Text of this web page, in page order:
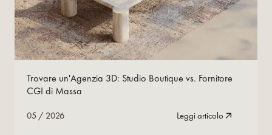
Trovare un'Agenzia 3D: Studio Boutique vs. Fornitore
CGI di Massa
05 / 2026 Leggi articolo